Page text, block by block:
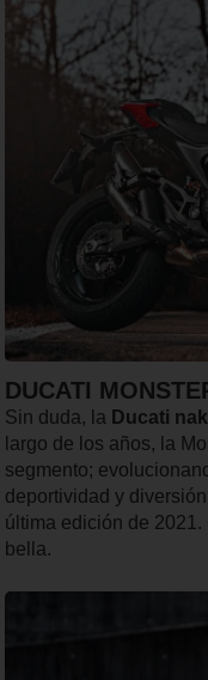
DUCATI
Sin duda, la Ducati
largo de los años, la
segmento;
deportividad y
última edición de
bella.